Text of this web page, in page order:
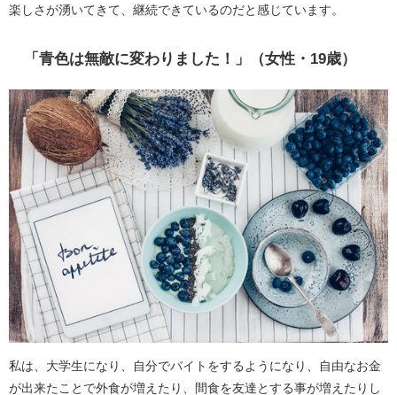
楽しさが湧いてきて、継続できているのだと感じています。
「青色は無敵に変わりました！」（女性・19歳）
私は、大学生になり、自分でバイトをするようになり、自由なお金
が出来たことで外食が増えたり、間食を友達とする事が増えたりし